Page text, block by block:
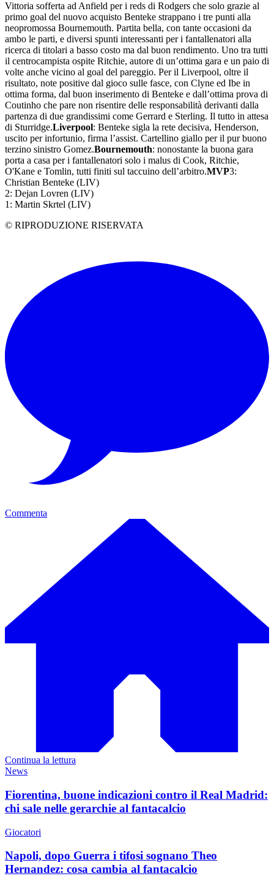
Vittoria sofferta ad Anfield per i reds di Rodgers che solo grazie al
primo goal del nuovo acquisto Benteke strappano i tre punti alla
neopromossa Bournemouth. Partita bella, con tante occasioni da
ambo le parti, e diversi spunti interessanti per i fantallenatori alla
ricerca di titolari a basso costo ma dal buon rendimento. Uno tra tutti
il centrocampista ospite Ritchie, autore di un’ottima gara e un paio di
volte anche vicino al goal del pareggio. Per il Liverpool, oltre il
risultato, note positive dal gioco sulle fasce, con Clyne ed Ibe in
ottima forma, dal buon inserimento di Benteke e dall’ottima prova di
Coutinho che pare non risentire delle responsabilità derivanti dalla
partenza di due grandissimi come Gerrard e Sterling. Il tutto in attesa
di Sturridge.Liverpool: Benteke sigla la rete decisiva, Henderson,
uscito per infortunio, firma l’assist. Cartellino giallo per il pur buono
terzino sinistro Gomez.Bournemouth: nonostante la buona gara
porta a casa per i fantallenatori solo i malus di Cook, Ritchie,
O'Kane e Tomlin, tutti finiti sul taccuino dell’arbitro.MVP3:
Christian Benteke (LIV)
2: Dejan Lovren (LIV)
1: Martin Skrtel (LIV)
© RIPRODUZIONE RISERVATA
Commenta
Continua la lettura
News
Fiorentina, buone indicazioni contro il Real Madrid:
chi sale nelle gerarchie al fantacalcio
Giocatori
Napoli, dopo Guerra i tifosi sognano Theo
Hernandez: cosa cambia al fantacalcio